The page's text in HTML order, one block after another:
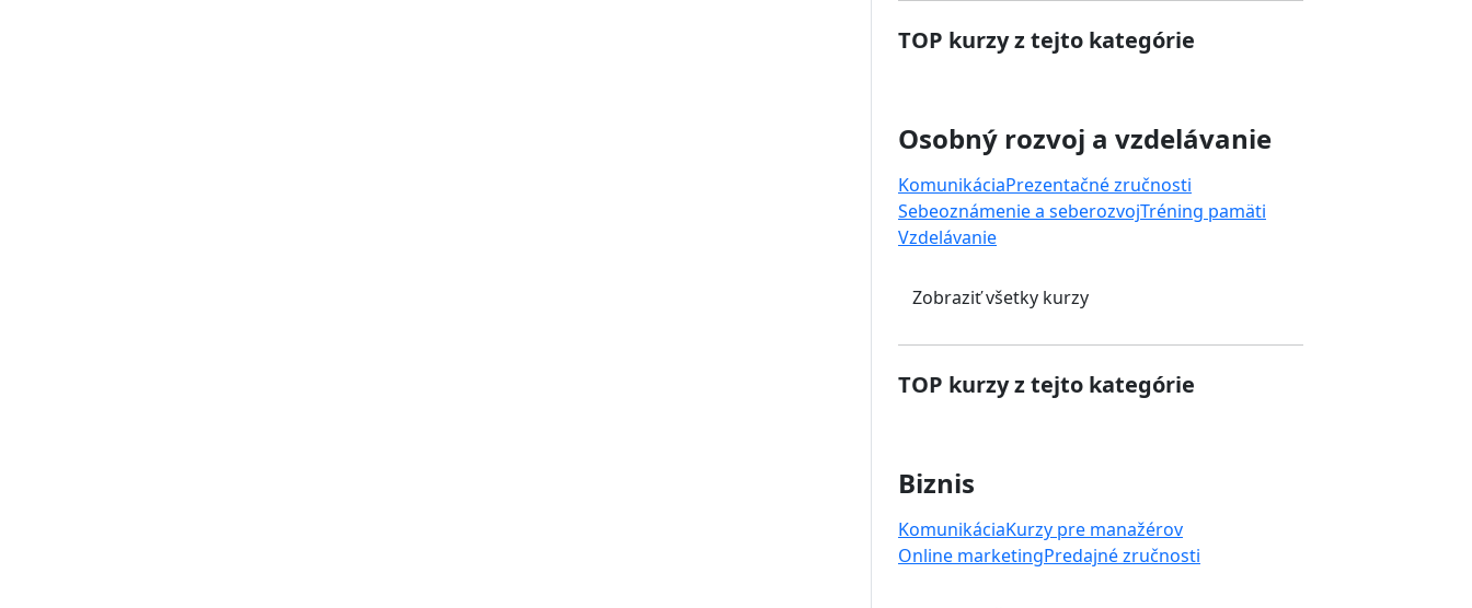
TOP kurzy z tejto kategórie
Osobný rozvoj a vzdelávanie
KomunikáciaPrezentačné zručnosti
Sebeoznámenie a seberozvojTréning pamäti
Vzdelávanie
Zobraziť všetky kurzy
TOP kurzy z tejto kategórie
Biznis
KomunikáciaKurzy pre manažérov
Online marketingPredajné zručnosti